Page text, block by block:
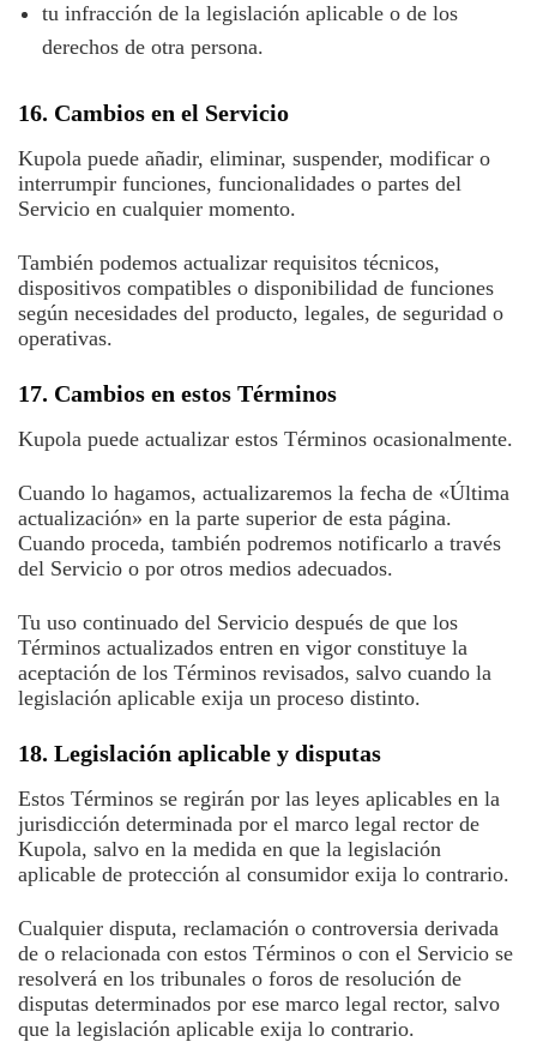
tu infracción de la legislación aplicable o de los
derechos de otra persona.
16. Cambios en el Servicio
Kupola puede añadir, eliminar, suspender, modificar o
interrumpir funciones, funcionalidades o partes del
Servicio en cualquier momento.
También podemos actualizar requisitos técnicos,
dispositivos compatibles o disponibilidad de funciones
según necesidades del producto, legales, de seguridad o
operativas.
17. Cambios en estos Términos
Kupola puede actualizar estos Términos ocasionalmente.
Cuando lo hagamos, actualizaremos la fecha de «Última
actualización» en la parte superior de esta página.
Cuando proceda, también podremos notificarlo a través
del Servicio o por otros medios adecuados.
Tu uso continuado del Servicio después de que los
Términos actualizados entren en vigor constituye la
aceptación de los Términos revisados, salvo cuando la
legislación aplicable exija un proceso distinto.
18. Legislación aplicable y disputas
Estos Términos se regirán por las leyes aplicables en la
jurisdicción determinada por el marco legal rector de
Kupola, salvo en la medida en que la legislación
aplicable de protección al consumidor exija lo contrario.
Cualquier disputa, reclamación o controversia derivada
de o relacionada con estos Términos o con el Servicio se
resolverá en los tribunales o foros de resolución de
disputas determinados por ese marco legal rector, salvo
que la legislación aplicable exija lo contrario.